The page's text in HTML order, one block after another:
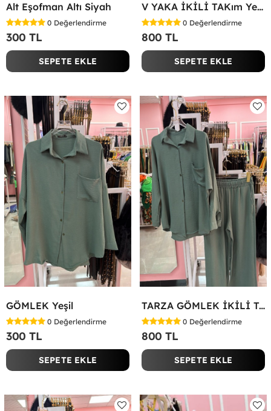
Alt Eşofman Altı Siyah
0 Değerlendirme
300 TL
SEPETE EKLE
V YAKA İKİLİ TAKım Yeşil
0 Değerlendirme
800 TL
SEPETE EKLE
GÖMLEK Yeşil
0 Değerlendirme
300 TL
SEPETE EKLE
TARZA GÖMLEK İKİLİ TAKIM KOT KUMAŞ Yeşil
0 Değerlendirme
800 TL
SEPETE EKLE